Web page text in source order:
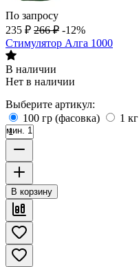
По запросу
235 ₽ 266 ₽ -12%
Стимулятор Алга 1000
В наличии
Нет в наличии
Выберите артикул:
100 гр (фасовка)
1 кг
мин. 1
В корзину